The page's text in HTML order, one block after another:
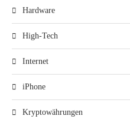
Hardware
High-Tech
Internet
iPhone
Kryptowährungen